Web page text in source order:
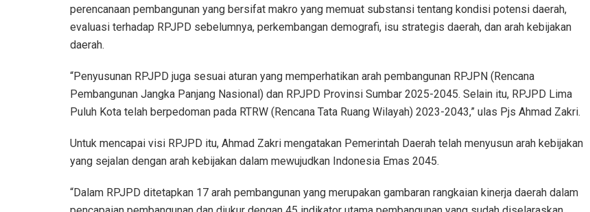
perencanaan pembangunan yang bersifat makro yang memuat substansi tentang kondisi potensi daerah,
evaluasi terhadap RPJPD sebelumnya, perkembangan demografi, isu strategis daerah, dan arah kebijakan
daerah.
“Penyusunan RPJPD juga sesuai aturan yang memperhatikan arah pembangunan RPJPN (Rencana
Pembangunan Jangka Panjang Nasional) dan RPJPD Provinsi Sumbar 2025-2045. Selain itu, RPJPD Lima
Puluh Kota telah berpedoman pada RTRW (Rencana Tata Ruang Wilayah) 2023-2043,” ulas Pjs Ahmad Zakri.
Untuk mencapai visi RPJPD itu, Ahmad Zakri mengatakan Pemerintah Daerah telah menyusun arah kebijakan
yang sejalan dengan arah kebijakan dalam mewujudkan Indonesia Emas 2045.
“Dalam RPJPD ditetapkan 17 arah pembangunan yang merupakan gambaran rangkaian kinerja daerah dalam